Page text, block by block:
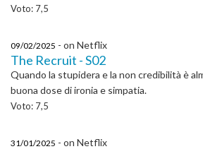
Voto: 7,5
09/02/2025 - on Netflix
The Recruit - S02
Quando la stupidera e la non credibilità è
buona dose di ironia e simpatia.
Voto: 7,5
31/01/2025 - on Netflix